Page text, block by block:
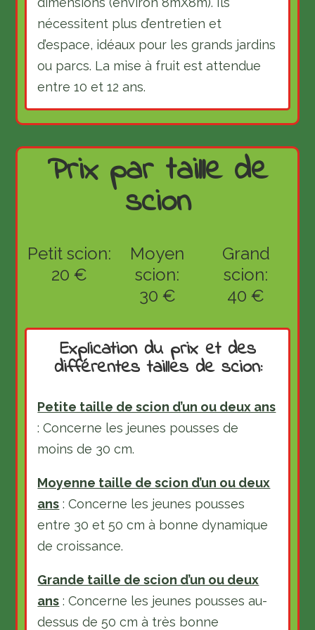
nécessitent plus d’entretien et
d’espace, idéaux pour les grands jardins
ou parcs. La mise à fruit est attendue
entre 10 et 12 ans.
Prix par taille de
scion
Petit scion:
20 €
Moyen
scion:
30 €
Grand
scion:
40 €
Explication du prix et des
différentes tailles de scion:
Petite taille de scion d’un ou deux ans
: Concerne les jeunes pousses de
moins de 30 cm.
Moyenne taille de scion d’un ou deux
ans : Concerne les jeunes pousses
entre 30 et 50 cm à bonne dynamique
de croissance.
Grande taille de scion d’un ou deux
ans : Concerne les jeunes pousses au-
dessus de 50 cm à très bonne